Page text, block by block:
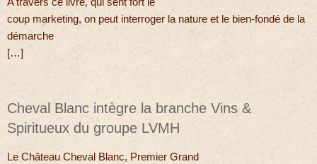
coup marketing, on peut interroger la nature et le bien-fondé de la
démarche
[…]
Cheval Blanc intègre la branche Vins &
Spiritueux du groupe LVMH
Le Château Cheval Blanc, Premier Grand